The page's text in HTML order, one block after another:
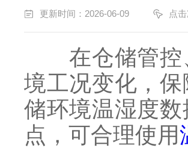
更新时间：2026-06-09 点
在仓储管控、
境工况变化，
储环境温湿度
点，可合理使用